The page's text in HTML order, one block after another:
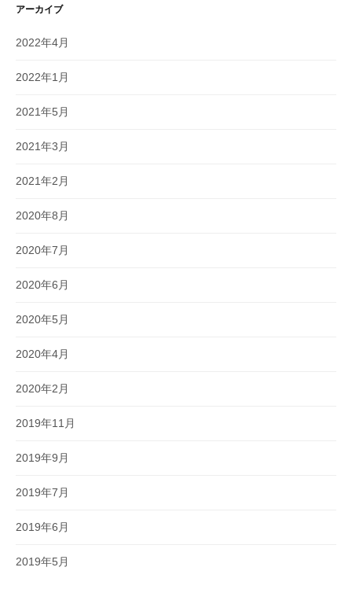
アーカイブ
2022年4月
2022年1月
2021年5月
2021年3月
2021年2月
2020年8月
2020年7月
2020年6月
2020年5月
2020年4月
2020年2月
2019年11月
2019年9月
2019年7月
2019年6月
2019年5月